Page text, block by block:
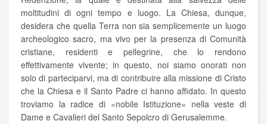
moltitudini di ogni tempo e luogo. La Chiesa, dunque,
desidera che quella Terra non sia semplicemente un luogo
archeologico sacro, ma vivo per la presenza di Comunità
cristiane, residenti e pellegrine, che lo rendono
effettivamente vivente; in questo, noi siamo onorati non
solo di parteciparvi, ma di contribuire alla missione di Cristo
che la Chiesa e il Santo Padre ci hanno affidato. In questo
troviamo la radice di «nobile Istituzione» nella veste di
Dame e Cavalieri del Santo Sepolcro di Gerusalemme.